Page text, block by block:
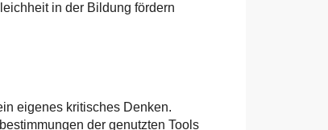
in der Bildung fördern
eigenes kritisches Denken.
der genutzten Tools